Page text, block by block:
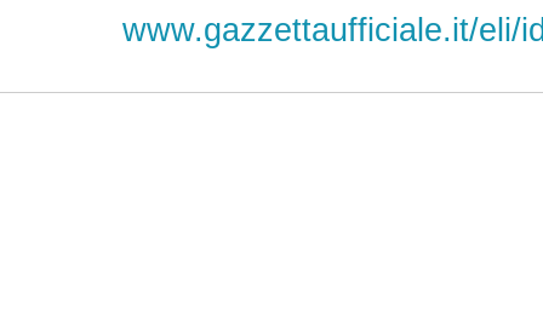
www.gazzettaufficiale.it/eli/